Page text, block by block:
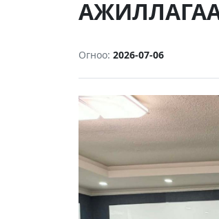
Огноо: 2026-07-06